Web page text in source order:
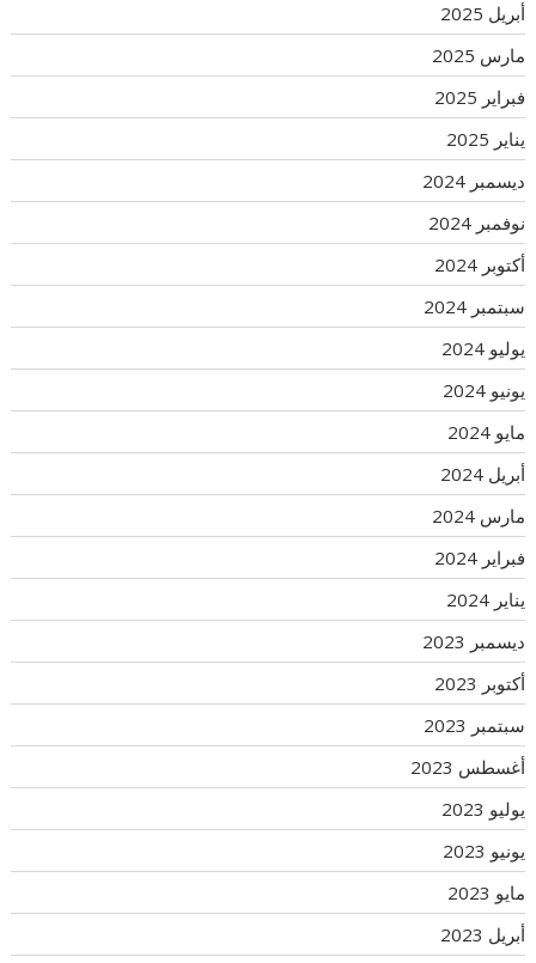
أبريل 2025
مارس 2025
فبراير 2025
يناير 2025
ديسمبر 2024
نوفمبر 2024
أكتوبر 2024
سبتمبر 2024
يوليو 2024
يونيو 2024
مايو 2024
أبريل 2024
مارس 2024
فبراير 2024
يناير 2024
ديسمبر 2023
أكتوبر 2023
سبتمبر 2023
أغسطس 2023
يوليو 2023
يونيو 2023
مايو 2023
أبريل 2023